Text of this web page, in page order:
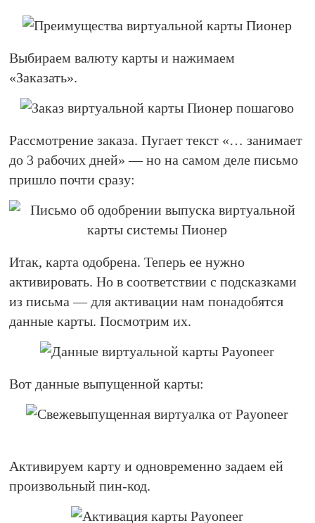
Выбираем валюту карты и нажимаем
«Заказать».
Рассмотрение заказа. Пугает текст «… занимает
до 3 рабочих дней» — но на самом деле письмо
пришло почти сразу:
Итак, карта одобрена. Теперь ее нужно
активировать. Но в соответствии с подсказками
из письма — для активации нам понадобятся
данные карты. Посмотрим их.
Вот данные выпущенной карты:
Активируем карту и одновременно задаем ей
произвольный пин-код.